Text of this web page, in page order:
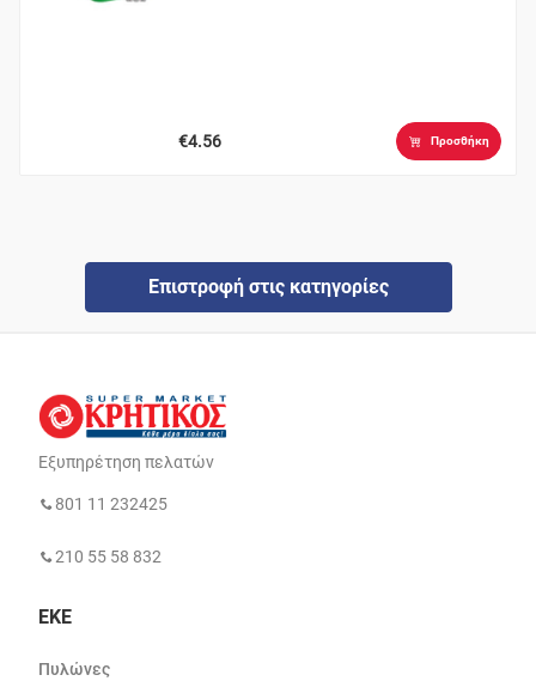
€4.56 Προσθήκη
Επιστροφή στις κατηγορίες
Εξυπηρέτηση πελατών
801 11 232425
210 55 58 832
ΕΚΕ
Πυλώνες